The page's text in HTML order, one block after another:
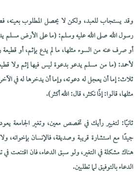
وقد يستجاب للعبد، ولكن لا يحصل المطلوب بعينه،
رسول الله صلى الله عليه وسلم: (ما على الأرض مسلم يدعو
أو صرف عنه من السوء مثلها، ما لم يدع بإثم، أو
لأحمد: (ما من مسلم يدعو بدعوة ليس فيها إثم ولا
ثلاث: إما أن يعجل له دعوته، وإما أن يدخرها له في
مثلها، قالوا: إذًا نكثر، قال: الله أكثر).
ثانيًا: لتغيير رأيك في تخصص معين، وتغير الجامعة
جيدًا مع استشارة قريبة وصديقة، فالإنسان بإخوانه،
هناك مشكلة في التغير، ولو سبق الدعاء، فان اقتنعت
الدعاء بالتوفيق لما تطلبين.